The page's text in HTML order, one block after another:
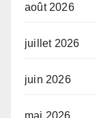
août 2026
juillet 2026
juin 2026
mai 2026